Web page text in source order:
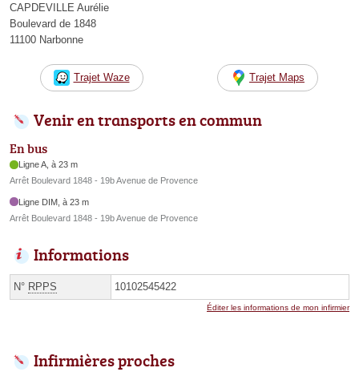
CAPDEVILLE Aurélie
Boulevard de 1848
11100 Narbonne
Trajet Waze Trajet Maps
Venir en transports en commun
En bus
Ligne A, à 23 m
Arrêt Boulevard 1848 - 19b Avenue de Provence
Ligne DIM, à 23 m
Arrêt Boulevard 1848 - 19b Avenue de Provence
Informations
N° RPPS 10102545422
Éditer les informations de mon infirmier
Infirmières proches